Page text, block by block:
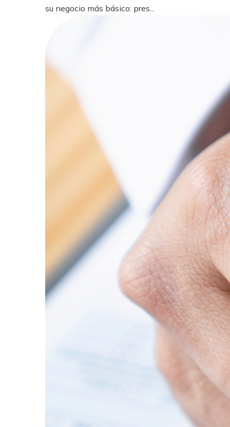
su negocio más básico: pres...